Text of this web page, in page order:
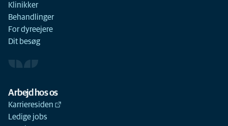
Klinikker
Behandlinger
For dyreejere
Dit besøg
Arbejd hos os
Karrieresiden
Ledige jobs